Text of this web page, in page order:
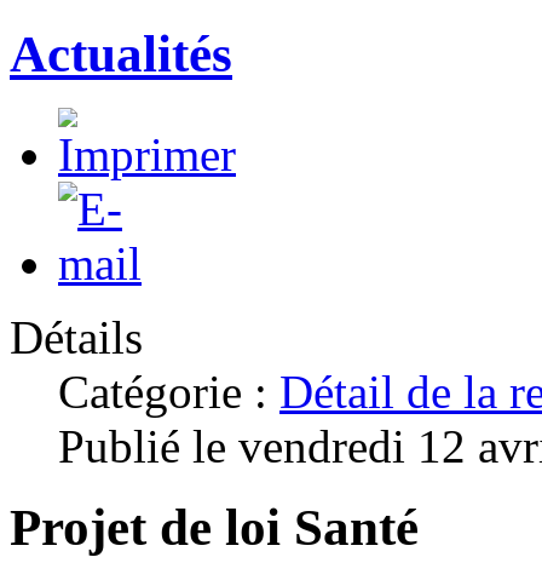
Actualités
Détails
Catégorie : Détail de la
Publié le vendredi 12
Projet de loi Santé